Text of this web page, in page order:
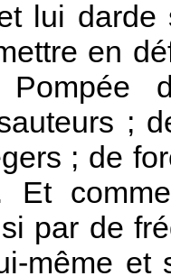
lui
en
;
; de
Et
par de
même et